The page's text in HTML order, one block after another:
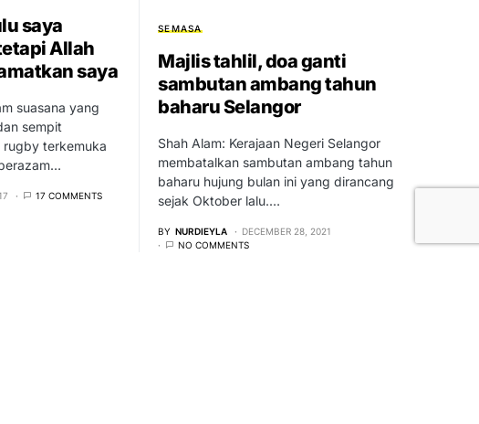
saya
Allah
saya
suasana yang
sempit
rugby terkemuka
17 COMMENTS
SEMASA
Majlis tahlil, doa ganti
sambutan ambang tahun
baharu Selangor
Shah Alam: Kerajaan Negeri Selangor
membatalkan sambutan ambang tahun
baharu hujung bulan ini yang dirancang
sejak Oktober lalu.…
BY NURDIEYLA
DECEMBER 28, 2021
NO COMMENTS